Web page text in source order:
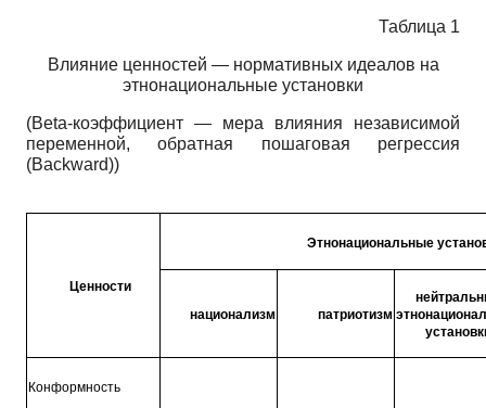
Таблица 1
Влияние ценностей — нормативных идеалов на
этнонациональные установки
(Beta-коэффициент — мера влияния независимой
переменной, обратная пошаговая регрессия
(Backward))
Ценности
Этнонациональные
национализм патриотизм
Конформность